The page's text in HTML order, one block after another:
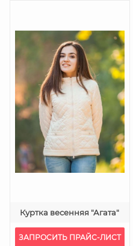
Куртка весенняя "Агата"
ЗАПРОСИТЬ ПРАЙС-ЛИСТ